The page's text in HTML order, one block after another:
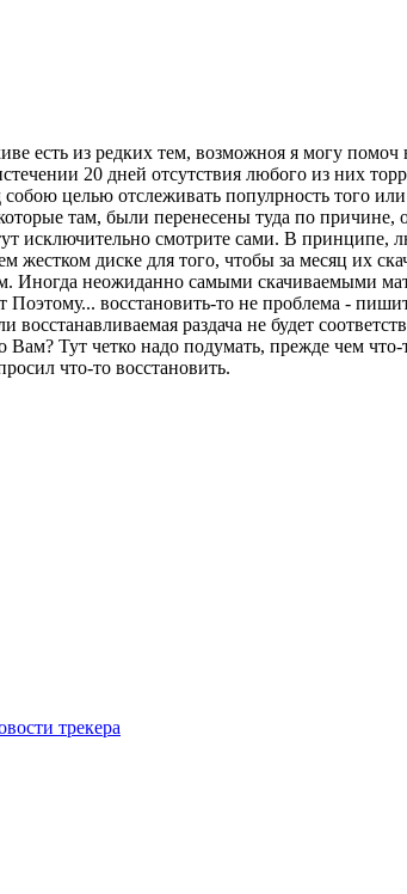
есть из редких тем, возможноя я могу помоч
20 дней отсутствия любого из них
целью отслеживать популрность того
там, были перенесены туда по причине,
исключительно смотрите сами. В принципе,
жестком диске для того, чтобы за месяц их
Иногда неожиданно самыми скачиваемыми
восстановить-то не проблема -
раздача не будет
Тут четко надо подумать, прежде чем
что-то восстановить.
трекера